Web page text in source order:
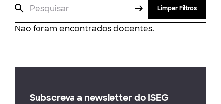
Limpar Filtros
Não foram encontrados docentes.
Subscreva a newsletter do ISEG